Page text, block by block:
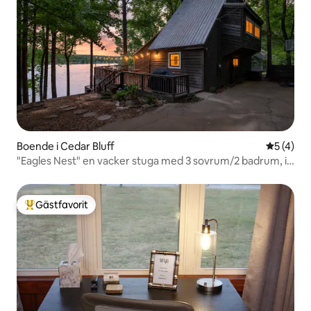
Boende i Cedar Bluff 5 av 5 i
5 (4)
"Eagles Nest" en vacker stuga med 3 sovrum/2 badrum, i
Populär gästfavorit
Gästfavorit